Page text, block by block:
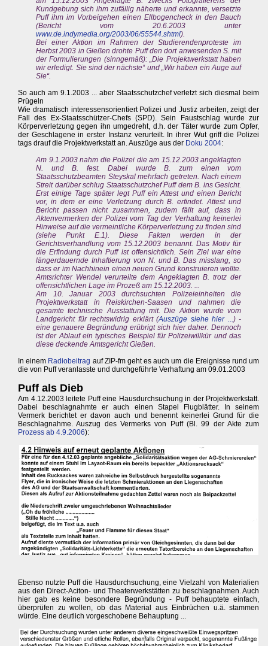
Kundgebung sich ihm zufällig näherte und erkannte, versetzte
Puff ihm im Vorbeigehen einen Ellbogencheck in den Bauch
(Bericht vom 20.6.2003 unter
www.de.indymedia.org/2003/06/55544.shtml).
Bei einer Aktion im Rahmen der Studierendenproteste im
Herbst 2003 in Gießen drohte Puff den dort anwesenden S. mit
der Formulierungen (sinngemäß): „Die Projektwerkstatt haben
wir erledigt. Sie sind der nächste“ und „Wir haben ein Auge auf
Sie“.
So auch am 9.1.2003 ... aber Staatsschutzchef verletzt sich diesmal beim
Prügeln
Wie dramatisch interessensorientiert Polizei und Justiz arbeiten, zeigt der
Fall des Ex-Staatsschützer-Chefs (SPD). Sein Faustschlag wurde zur
Körperverletzung gegen ihn umgedreht, d.h. der Täter wurde zum Opfer,
der Geschlagene in erster Instanz verurteilt. In ihrer Wut griff die Polizei
tags drauf die Projektwerkstatt an. Auszüge aus der Doku 2004:
Am 9.1.2003 nahm die Polizei die am 15.12.2003 angeklagten
N. und B. fest. Dabei wurde B. zum einen vom
Staatsschutzbeamten Steyskal mehrfach getreten. Nach einem
Streit darüber schlug Staatsschutzchef Puff dem B. ins Gesicht.
Erst einige Tage später legt Puff ein Attest und einen Bericht
vor, in dem er eine Verletzung durch B. erfindet. Attest und
Bericht passen nicht zusammen, zudem fällt auf, dass in
Aktenvermerken der Polizei vom Tag der Verhaftung keinerlei
Hinweise auf die vermeintliche Körperverletzung zu finden sind
(siehe Punkt E.1). Diese Fakten werden in der
Gerichtsverhandlung vom 15.12.2003 benannt. Das Motiv für
die Erfindung durch Puff ist offensichtlich. Sein Ziel war eine
längerdauernde Inhaftierung von N. und B. Das misslang, so
dass er im Nachhinein einen neuen Grund konstruieren wollte.
Amtsrichter Wendel verurteilte dem Angeklagten B. trotz der
offensichtlichen Lage im Prozeß am 15.12.2003. ...
Am 10. Januar 2003 durchsuchten Polizeieinheiten die
Projektwerkstatt in Reiskirchen-Saasen und nahmen die
gesamte technische Ausstattung mit. Die Aktion wurde vom
Landgericht für rechtswidrig erklärt (Auszüge siehe hier ...) -
eine genauere Begründung erübrigt sich hier daher. Dennoch
ist der Ablauf ein typisches Beispiel für Polizeiwillkür und das
diese deckende Amtsgericht Gießen.
In einem Radiobeitrag auf ZIP-fm geht es auch um die Ereignisse rund um
die von Puff veranlasste und durchgeführte Verhaftung am 09.01.2003
Puff als Dieb
Am 4.12.2003 leitete Puff eine Hausdurchsuchung in der Projektwerkstatt.
Dabei beschlagnahmte er auch einen Stapel Flugblätter. In seinem
Vermerk berichtet er davon auch und benennt keinerlei Grund für die
Beschlagnahme. Auszug des Vermerks von Puff (Bl. 99 der Akte zum
Prozess ab 4.9.2006):
Ebenso nutzte Puff die Hausdurchsuchung, eine Vielzahl von Materialien
aus den Direct-Aciton- und Theaterwerkstätten zu beschlagnahmen. Auch
hier gab es keine besondere Begründung - Puff behauptete einfach,
überprüfen zu wollen, ob das Material aus Einbrüchen u.ä. stammen
würde. Eine deutlich vorgeschobene Behauptung ...